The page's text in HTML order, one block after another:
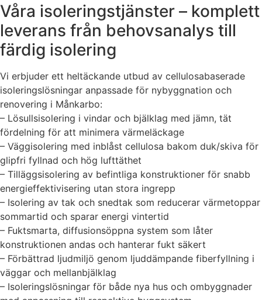
Våra isoleringstjänster – komplett
leverans från behovsanalys till
färdig isolering
Vi erbjuder ett heltäckande utbud av cellulosabaserade
isoleringslösningar anpassade för nybyggnation och
renovering i Månkarbo:
– Lösullsisolering i vindar och bjälklag med jämn, tät
fördelning för att minimera värmeläckage
– Väggisolering med inblåst cellulosa bakom duk/skiva för
glipfri fyllnad och hög lufttäthet
– Tilläggsisolering av befintliga konstruktioner för snabb
energieffektivisering utan stora ingrepp
– Isolering av tak och snedtak som reducerar värmetoppar
sommartid och sparar energi vintertid
– Fuktsmarta, diffusionsöppna system som låter
konstruktionen andas och hanterar fukt säkert
– Förbättrad ljudmiljö genom ljuddämpande fiberfyllning i
väggar och mellanbjälklag
– Isoleringslösningar för både nya hus och ombyggnader